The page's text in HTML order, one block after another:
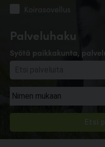
Palveluhaku
Syötä paikkakunta,
Koirasovellus